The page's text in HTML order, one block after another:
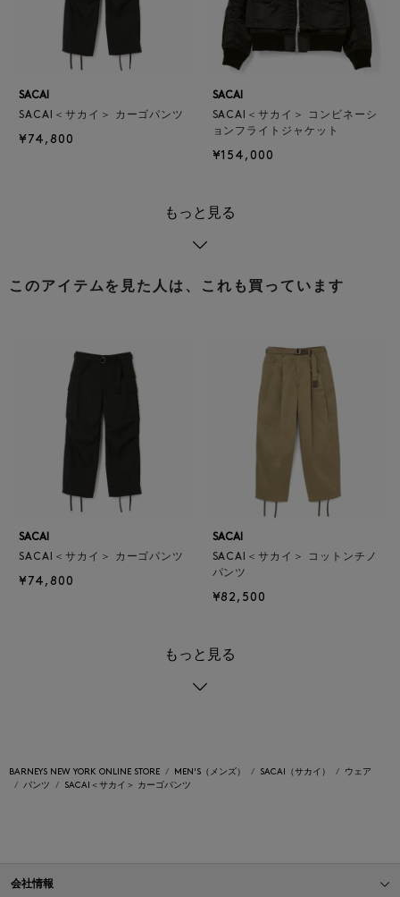
SACAI
SACAI＜サカイ＞ カーゴパンツ
¥74,800
SACAI
SACAI＜サカイ＞ コンビネーシ
ョンフライトジャケット
¥154,000
もっと見る
このアイテムを見た人は、これも買っています
SACAI
SACAI＜サカイ＞ カーゴパンツ
¥74,800
SACAI
SACAI＜サカイ＞ コットンチノ
パンツ
¥82,500
もっと見る
BARNEYS NEW YORK ONLINE STORE MEN'S（メンズ） SACAI（サカイ）
ウェア
パンツ
SACAI＜サカイ＞ カーゴパンツ
会社情報